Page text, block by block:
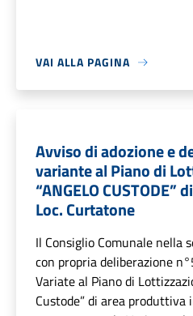
VAI ALLA PAGINA
Avviso di adozione e
variante al Piano di
“ANGELO
Loc. Curtatone
Il Consiglio Comunale
con propria deliberazione
Variate al Piano di
Custode” di area